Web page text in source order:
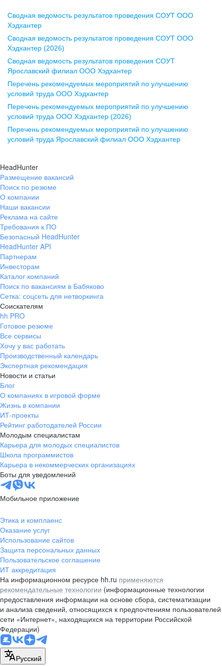
Воронеж
ул. Комиссаржевской, д. 10,
офис 1212
+7 473 280-05-05
pr@vrn.hh.ru
ул. Спартаковская, д. 2А, этаж 3,
помещение 15
+7 843 212-12-50
Екатеринбург
ул. Боевых Дружин, стр. 20,
+7 343 226-79-99
pr@ural.hh.ru
ул. Янковского, д. 169, 7 этаж,
706 каб.
+7 861 205-55-57
pr@krd.hh.ru
Владивосток
пер. Ланинский д. 4, офис 3.4
+7 423 202-33-28
pr@dv.hh.ru
Новосибирск
ул. Большевистская, д. 35,
помещение 21
+7 383 207-94-64
pr@nsk.hh.ru
Минск
пр-т Дзержинского, д. 57,
10 этаж, помещение 45-1
pr@rabota.by
Алматы
пр. Абая, д. 151, БЦ Алатау,
12 этаж, офис 1209
+7 727 232-13-13
pr@headhunter.com.kz
Сводная ведомость результатов проведения СОУТ ООО
Хэдхантер
Сводная ведомость результатов проведения СОУТ ООО
Хэдхантер (2026)
Сводная ведомость результатов проведения СОУТ
Ярославский филиал ООО Хэдхантер
Перечень рекомендуемых мероприятий по улучшению
условий труда ООО Хэдхантер
Перечень рекомендуемых мероприятий по улучшению
условий труда ООО Хэдхантер (2026)
Перечень рекомендуемых мероприятий по улучшению
условий труда Ярославский филиал ООО Хэдхантер
HeadHunter
Размещение вакансий
Поиск по резюме
О компании
Наши вакансии
Реклама на сайте
Требования к ПО
Безопасный HeadHunter
HeadHunter API
Партнерам
Инвесторам
Каталог компаний
Поиск по вакансиям в Бабяково
Сетка: соцсеть для нетворкинга
Соискателям
hh PRO
Готовое резюме
Все сервисы
Хочу у вас работать
Производственный календарь
Экспертная рекомендация
Новости и статьи
Блог
О компаниях в игровой форме
Жизнь в компании
ИТ-проекты
Рейтинг работодателей России
Молодым специалистам
Карьера для молодых специалистов
Школа программистов
Карьера в некоммерческих организациях
Боты для уведомлений
Мобильное приложение
Этика и комплаенс
Оказание услуг
Использование сайтов
Защита персональных данных
Пользовательское соглашение
ИТ аккредитация
На информационном ресурсе hh.ru применяются
рекомендательные технологии (информационные технологии
предоставления информации на основе сбора, систематизации
и анализа сведений, относящихся к предпочтениям пользователей
сети «Интернет», находящихся на территории Российской
Федерации)
Русский